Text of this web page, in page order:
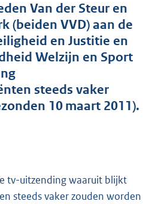
d
s
g
r
t
t
b
Van der Steur en
(beiden VVD) aan de
en Justitie en
Welzijn en Sport
steeds vaker
10 maart 2011).
tv-uitzending waaruit blijkt
steeds vaker zouden worden